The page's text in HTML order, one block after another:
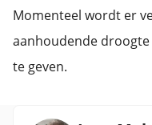
Momenteel wordt er
aanhoudende
te geven.